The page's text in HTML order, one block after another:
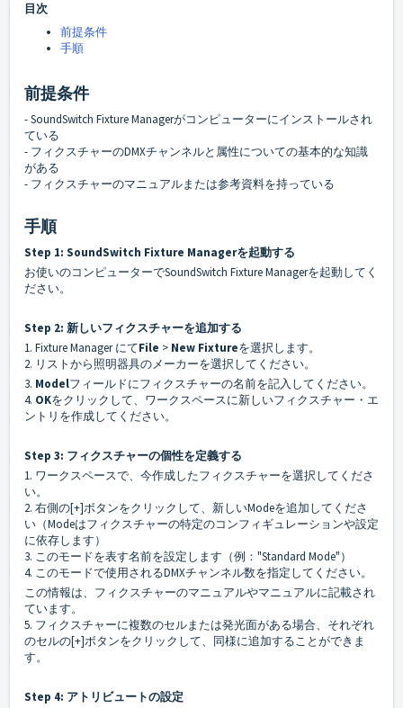
目次
前提条件
手順
前提条件
- SoundSwitch Fixture Managerがコンピューターにインストールされ
ている
- フィクスチャーのDMXチャンネルと属性についての基本的な知識
がある
- フィクスチャーのマニュアルまたは参考資料を持っている
手順
Step 1: SoundSwitch Fixture Managerを起動する
お使いのコンピューターでSoundSwitch Fixture Managerを起動してく
ださい。
Step 2: 新しいフィクスチャーを追加する
1. Fixture Manager にてFile > New Fixtureを選択します。
2. リストから照明器具のメーカーを選択してください。
3. Modelフィールドにフィクスチャーの名前を記入してください。
4. OKをクリックして、ワークスペースに新しいフィクスチャー・エ
ントリを作成してください。
Step 3: フィクスチャーの個性を定義する
1. ワークスペースで、今作成したフィクスチャーを選択してくださ
い。
2. 右側の[+]ボタンをクリックして、新しいModeを追加してくださ
い（Modeはフィクスチャーの特定のコンフィギュレーションや設定
に依存します）
3. このモードを表す名前を設定します（例："Standard Mode"）
4. このモードで使用されるDMXチャンネル数を指定してください。
この情報は、フィクスチャーのマニュアルやマニュアルに記載され
ています。
5. フィクスチャーに複数のセルまたは発光面がある場合、それぞれ
のセルの[+]ボタンをクリックして、同様に追加することができま
す。
Step 4: アトリビュートの設定